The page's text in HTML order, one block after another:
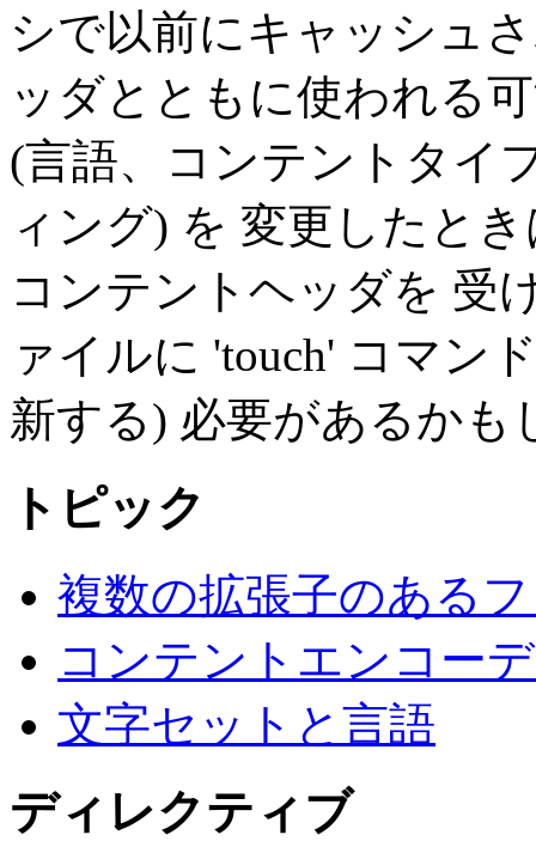
シで以前にキャッシュ
ッダとともに使われる
(言語、コンテントタイ
ィング) を 変更したと
コンテントヘッダを 受
ァイルに 'touch' コマン
新する) 必要があるかも
トピック
複数の拡張子のある
コンテントエンコー
文字セットと言語
ディレクティブ